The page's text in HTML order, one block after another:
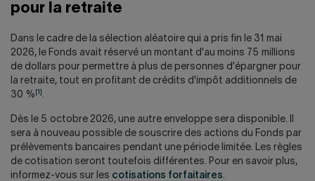
pour la retraite
Dans le cadre de la sélection aléatoire qui a pris fin le 31 mai
2026, le Fonds avait réservé un montant d'au moins 75 millions
de dollars pour permettre à plus de personnes d'épargner pour
la retraite, tout en profitant de crédits d'impôt additionnels de
30 %
.
Dès le 5 octobre 2026, une autre enveloppe sera disponible. Il
sera à nouveau possible de souscrire des actions du Fonds par
prélèvements bancaires pendant une période limitée. Les règles
de cotisation seront toutefois différentes. Pour en savoir plus,
informez-vous sur les cotisations forfaitaires.